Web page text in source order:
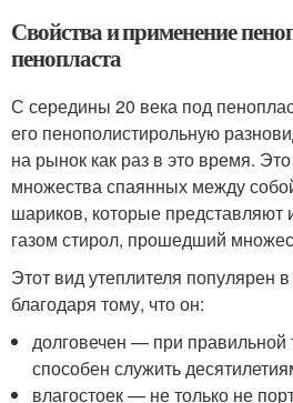
Свойства и применение
пенопласта
С середины 20 века под
его пенополистирольную
на рынок как раз в это время.
множества спаянных между
шариков, которые представляют
газом стирол, прошедший
Этот вид утеплителя популярен в
благодаря тому, что он:
долговечен — при правильной
способен служить
влагостоек — не только не